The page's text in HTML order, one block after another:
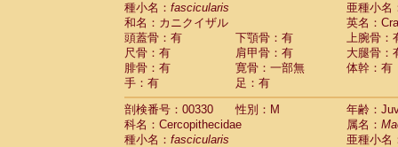
種小名： fascicularis
亜種小名
和名：カニクイザル
英名：
頭蓋骨：有
下顎骨：有
上腕骨：
尺骨：有
肩甲骨：有
大腿骨：
腓骨：有
寛骨：一部無
体幹：有
手：有
足：有
剖検番号：00330
性別：M
年齢：
科名：Cercopithecidae
属名：
種小名： fascicularis
亜種小名